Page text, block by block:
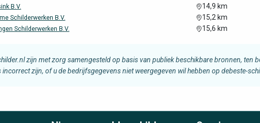
B.V. 14,9 km
Schilderwerken B.V. 15,2 km
Schilderwerken B.V. 15,6 km
zijn met zorg samengesteld op basis van publiek beschikbare bronnen, ten
zijn, of u de bedrijfsgegevens niet weergegeven wil hebben op debeste-